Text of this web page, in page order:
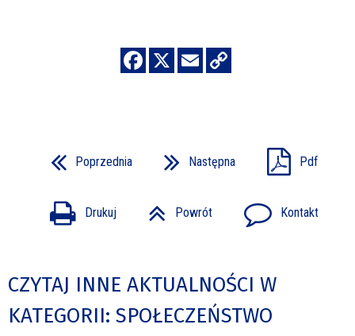
Poprzednia Następna Pdf
Drukuj Powrót Kontakt
CZYTAJ INNE AKTUALNOŚCI W
KATEGORII: SPOŁECZEŃSTWO